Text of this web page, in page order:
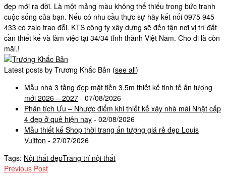
đẹp mới ra đời. Là một mảng màu không thể thiếu trong bức tranh
cuộc sống của bạn. Nếu có nhu cầu thực sự hãy kết nối 0975 945
433 có zalo trao đỗi. KTS công ty xây dựng sẽ đến tận nơi vị trí đất
cần thiết kế và làm việc tại 34/34 tỉnh thành Việt Nam. Cho đi là còn
mãi.!
Latest posts by Trương Khắc Bản (see all)
Mẫu nhà 3 tầng đẹp mặt tiền 3.5m thiết kế tinh tế ấn tượng
mới 2026 – 2027 - 07/08/2026
Phân tích Ưu – Nhược điểm khi thiết kế xây nhà mái Nhật cấp
4 đẹp ở quê hiện nay - 02/08/2026
Mẫu thiết kế Shop thời trang ấn tượng giá rẻ đẹp Louis
Vuitton - 27/07/2026
Tags: Nội thất đẹpTrang trí nội thất
Previous Post